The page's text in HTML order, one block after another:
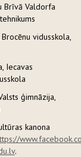
Brīvā Valdorfa
vidusskola,
Iecavas
ģimnāzija,
kanona
.